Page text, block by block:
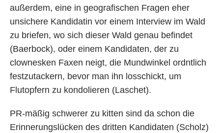
außerdem, eine in geografischen Fragen eher
unsichere Kandidatin vor einem Interview im Wald
zu briefen, wo sich dieser Wald genau befindet
(Baerbock), oder einem Kandidaten, der zu
clownesken Faxen neigt, die Mundwinkel ordntlich
festzutackern, bevor man ihn losschickt, um
Flutopfern zu kondolieren (Laschet).
PR-mäßig schwerer zu kitten sind da schon die
Erinnerungslücken des dritten Kandidaten (Scholz)